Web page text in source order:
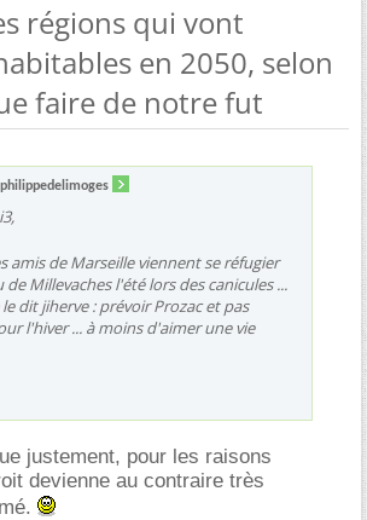
régions qui vont
en 2050, selon
faire de notre fut
philippedelimoges
amis de Marseille viennent se réfugier
de Millevaches l'été lors des canicules ...
dit jiherve : prévoir Prozac et pas
l'hiver ... à moins d'aimer une vie
justement, pour les raisons
devienne au contraire très